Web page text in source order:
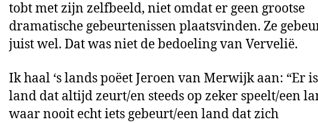
tobt met zijn zelfbeeld, niet omdat er geen grootse
dramatische gebeurtenissen plaatsvinden. Ze
juist wel. Dat was niet de bedoeling van Vervelië.
Ik haal ‘s lands poëet Jeroen van Merwijk aan: “Er
land dat altijd zeurt/en steeds op zeker speelt/een
waar nooit echt iets gebeurt/een land dat zich